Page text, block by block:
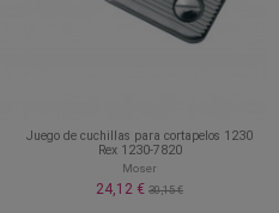
Juego de cuchillas para cortapelos 1230
Rex 1230-7820
Moser
24,12 € 30,15 €